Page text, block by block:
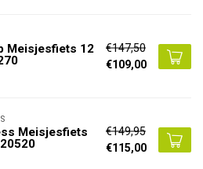
Meisjesfiets 12
€147,50
€109,00
Meisjesfiets
€149,95
€115,00